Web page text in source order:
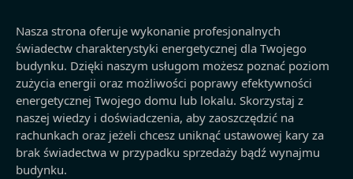
Nasza strona oferuje wykonanie profesjonalnych
świadectw charakterystyki energetycznej dla Twojego
budynku. Dzięki naszym usługom możesz poznać poziom
zużycia energii oraz możliwości poprawy efektywności
energetycznej Twojego domu lub lokalu. Skorzystaj z
naszej wiedzy i doświadczenia, aby zaoszczędzić na
rachunkach oraz jeżeli chcesz uniknąć ustawowej kary za
brak świadectwa w przypadku sprzedaży bądź wynajmu
budynku.